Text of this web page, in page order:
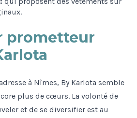
prometteur
à Nîmes, By Karlota semble
plus de cœurs. La volonté de
et de se diversifier est au